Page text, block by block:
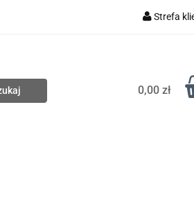
Strefa
Dodaj
0,00 zł